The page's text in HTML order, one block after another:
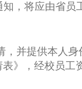
，将应由省员
，并提供本人身
》，经校员工